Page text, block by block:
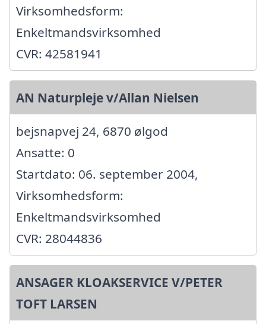
Virksomhedsform:
Enkeltmandsvirksomhed
CVR: 42581941
AN Naturpleje v/Allan Nielsen
bejsnapvej 24, 6870 ølgod
Ansatte: 0
Startdato: 06. september 2004,
Virksomhedsform:
Enkeltmandsvirksomhed
CVR: 28044836
ANSAGER KLOAKSERVICE V/PETER
TOFT LARSEN